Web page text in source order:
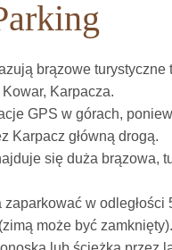
brązowe
Karpacza.
GPS w górach,
Karpacz główną drogą.
się duża brązowa,
w
może być zamknięty).